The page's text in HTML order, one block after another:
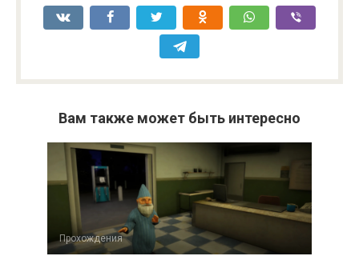
Вам также может быть интересно
Прохождения